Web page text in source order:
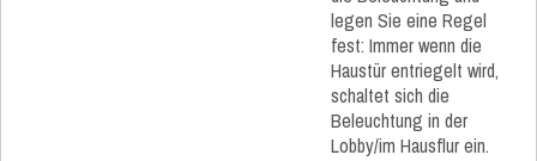
legen Sie eine Regel
fest: Immer wenn die
Haustür entriegelt wird,
schaltet sich die
Beleuchtung in der
Lobby/im Hausflur ein.